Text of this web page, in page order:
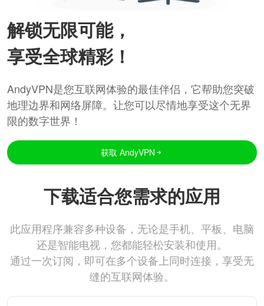
解锁无限可能，
享受全球精彩！
AndyVPN是您互联网体验的最佳伴侣，它帮助您突破
地理边界和网络屏障。让您可以尽情地享受这个无界
限的数字世界！
获取 AndyVPN
下载适合您需求的应用
此应用程序兼容多种设备，无论是手机、平板、电脑
还是智能电视，您都能轻松安装和使用。
通过一次订阅，即可在多个设备上同时连接，享受无
缝的互联网体验。